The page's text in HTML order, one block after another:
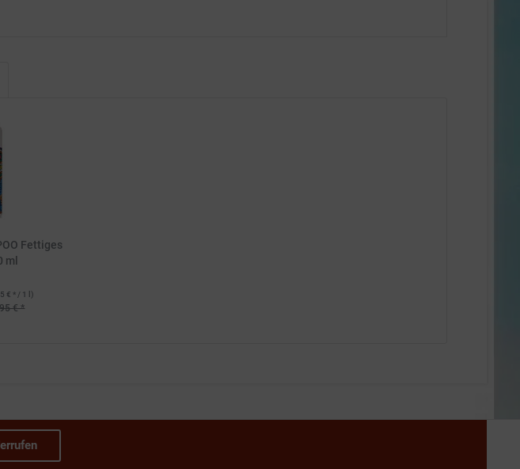
Fettiges
ml
€ * / 1 l)
€ *